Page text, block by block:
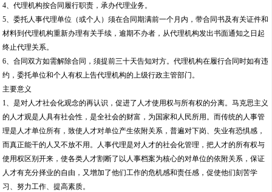
而真正能干的人又不放不用。人事代理是对人才的社会化管理，把人才的所有权与
使用权区别开来，使各类人才割断了以人事档案为核心的对单位的依附关系，保证
人才有充分择业的自由，又增加了他们工作的危机感和责任感，促使他们刻苦学
习、努力工作、提高素质。
2、适应了企事业单位人事制度改革的需要，是深化人事制度改革的切入口。小而
全、大而全、低水平重复建设造成资源浪费和效益、效率低下的问题不仅在经济领
域存在，在人事管理上依然存在。我国单位众多，管理体制错综复杂，每个单位都
设有人事机构，都在进行着同一方式的人事管理，造成资源浪费。而改革开放后出
现了大批新型企业，原先的人事管理对这些单位管不了、管不好。而人事代理正是
为了克服这些弊端，把社会大生产和专业化协作原则运用于人事管理。
另外随着中国各项改革的深入，国有企业开始转换机制，每年将有300万职工下岗，
国家机关改革和人员分流也要在三年内完成，解决再就业问题已成为经济发展和改
革的关键。而现有企事业普遍存在的“人才流失与富裕人员流不动，该走的走不了、
该进的进不来，已阻碍了企事业的发展。而实行人事代理制正是发挥市场对人力资